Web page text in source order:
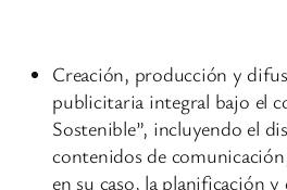
Creación, producción y
publicitaria integral bajo el
Sostenible”, incluyendo el
contenidos de
en su caso, la planificación